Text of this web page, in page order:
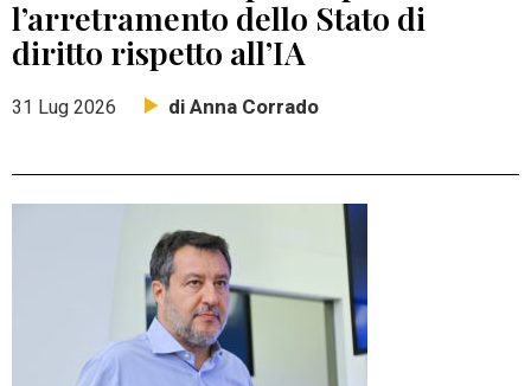
l’arretramento dello Stato di
diritto rispetto all’IA
31 Lug 2026 di Anna Corrado